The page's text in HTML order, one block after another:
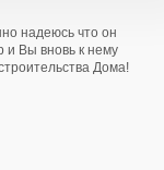
надеюсь что он
и Вы вновь к нему
Дома!